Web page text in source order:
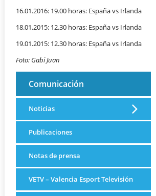
16.01.2016: 19.00 horas: España vs Irlanda
18.01.2015: 12.30 horas: España vs Irlanda
19.01.2015: 12.30 horas: España vs Irlanda
Foto: Gabi Juan
Comunicación
Noticias
Publicaciones
Notas de prensa
VETV – Valencia Esport Televisión